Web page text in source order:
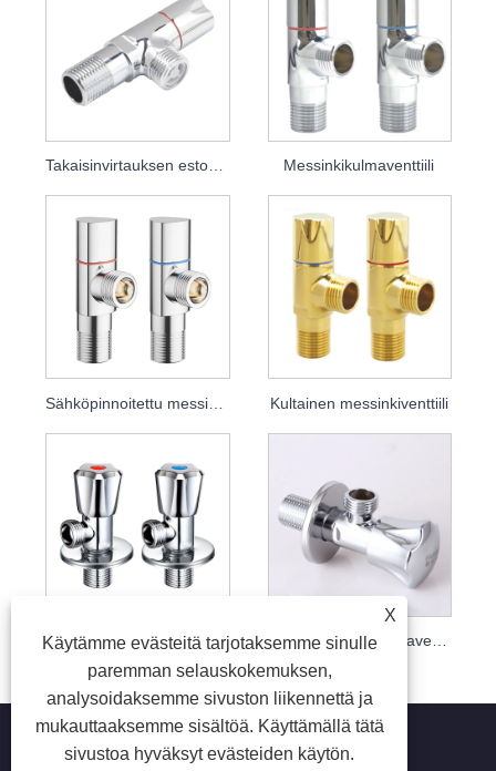
Takaisinvirtauksen estokulmaventtiili Messinkikulmaventtiili
Sähköpinnoitettu messinkikulmaventtiili Kultainen messinkiventtiili
Yksiosainen messinkikulmaventtiili
X
Käytämme evästeitä tarjotaksemme sinulle
paremman selauskokemuksen,
analysoidaksemme sivuston liikennettä ja
mukauttaaksemme sisältöä. Käyttämällä tätä
sivustoa hyväksyt evästeiden käytön.